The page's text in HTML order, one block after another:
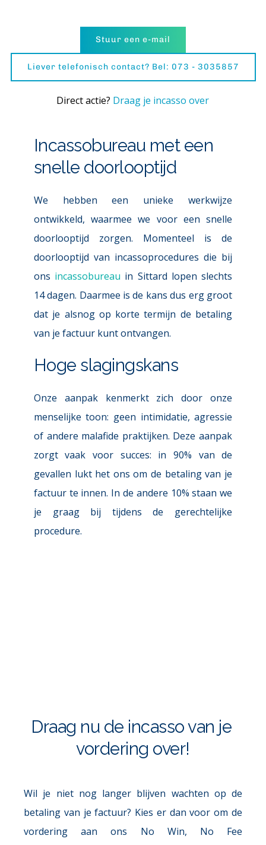
Stuur een e-mail
Liever telefonisch contact? Bel: 073 - 3035857
Direct actie? Draag je incasso over
Incassobureau met een
snelle doorlooptijd
We hebben een unieke werkwijze
ontwikkeld, waarmee we voor een snelle
doorlooptijd zorgen. Momenteel is de
doorlooptijd van incassoprocedures die bij
ons incassobureau in Sittard lopen slechts
14 dagen. Daarmee is de kans dus erg groot
dat je alsnog op korte termijn de betaling
van je factuur kunt ontvangen.
Hoge slagingskans
Onze aanpak kenmerkt zich door onze
menselijke toon: geen intimidatie, agressie
of andere malafide praktijken. Deze aanpak
zorgt vaak voor succes: in 90% van de
gevallen lukt het ons om de betaling van je
factuur te innen. In de andere 10% staan we
je graag bij tijdens de gerechtelijke
procedure.
Draag nu de incasso van je
vordering over!
Wil je niet nog langer blijven wachten op de
betaling van je factuur? Kies er dan voor om de
vordering aan ons No Win, No Fee